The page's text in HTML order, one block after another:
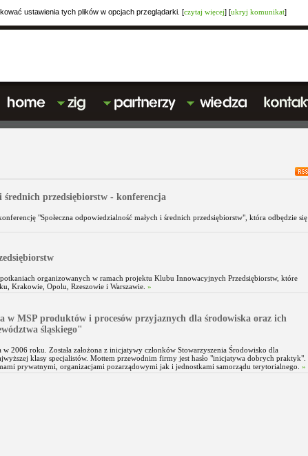
ustawienia tych plików w opcjach przeglądarki. [czytaj więcej] [ukryj komunikat]
średnich przedsiębiorstw - konferencja
"Społeczna odpowiedzialność małych i średnich przedsiębiorstw", która odbędzie się
organizowanych w ramach projektu Klubu Innowacyjnych Przedsiębiorstw, które
Krakowie, Opolu, Rzeszowie i Warszawie. »
w MSP produktów i procesów przyjaznych dla środowiska oraz ich
śląskiego"
w 2006 roku. Została założona z inicjatywy członków Stowarzyszenia Środowisko dla
klasy specjalistów. Mottem przewodnim firmy jest hasło "inicjatywa dobrych praktyk".
prywatnymi, organizacjami pozarządowymi jak i jednostkami samorządu terytorialnego. »